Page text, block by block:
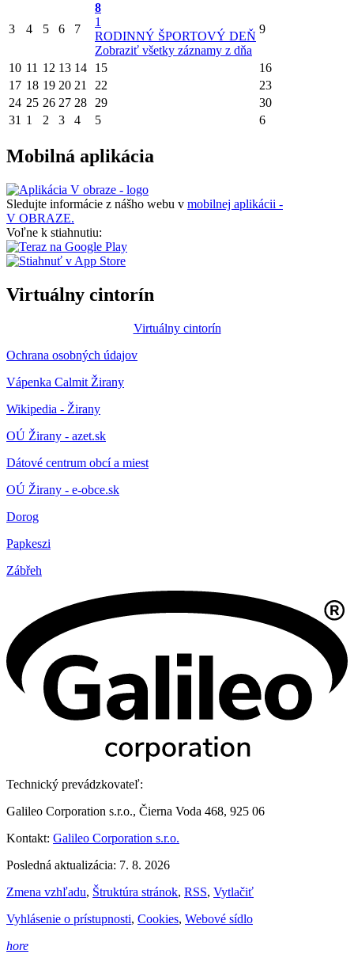
3 4 5 6 7
8
1
RODINNÝ ŠPORTOVÝ DEŇ
Zobraziť všetky záznamy z dňa
9
10 11 12 13 14 15
16
17 18 19 20 21 22
23
24 25 26 27 28 29
30
31 1 2 3 4 5 6
Mobilná aplikácia
Sledujte informácie z nášho webu v mobilnej aplikácii -
V OBRAZE.
Voľne k stiahnutiu:
Virtuálny cintorín
Virtuálny cintorín
Ochrana osobných údajov
Vápenka Calmit Žirany
Wikipedia - Žirany
OÚ Žirany - azet.sk
Dátové centrum obcí a miest
OÚ Žirany - e-obce.sk
Dorog
Papkeszi
Zábřeh
Technický prevádzkovateľ:
Galileo Corporation s.r.o., Čierna Voda 468, 925 06
Kontakt: Galileo Corporation s.r.o.
Posledná aktualizácia: 7. 8. 2026
Zmena vzhľadu, Štruktúra stránok, RSS, Vytlačiť
Vyhlásenie o prístupnosti, Cookies, Webové sídlo
hore